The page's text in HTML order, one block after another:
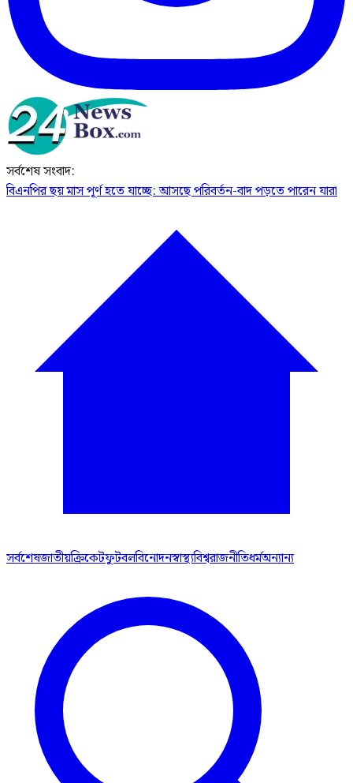
সর্বশেষ সংবাদ:
বিএনপির ছয় মাস পূর্ণ হতে যাচ্ছে: আসছে পরিবর্তন-বাদ পড়তে পারেন যারা
সর্বশেষজাতীয়ক্রিকেটফুটবলবিনোদনস্বাস্থ্যবিশ্বরাজনীতিধর্মঅন্যান্য